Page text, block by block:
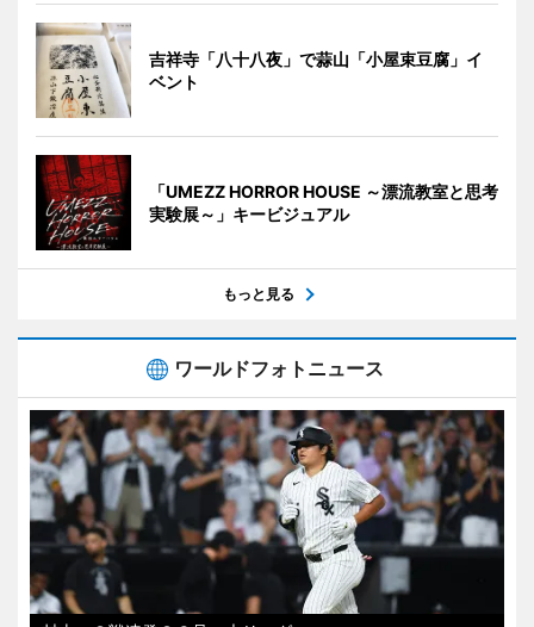
吉祥寺「八十八夜」で蒜山「小屋束豆腐」イ
ベント
「UMEZZ HORROR HOUSE ～漂流教室と思考
実験展～」キービジュアル
もっと見る
ワールドフォトニュース